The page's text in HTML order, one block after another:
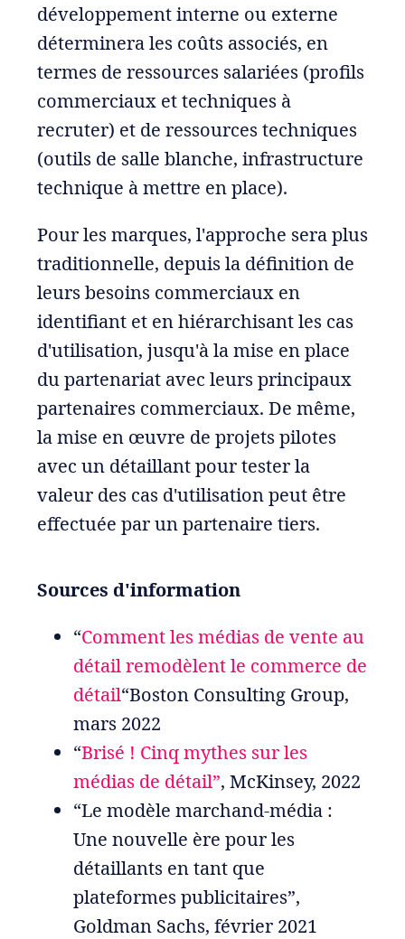
développement interne ou externe
déterminera les coûts associés, en
termes de ressources salariées (profils
commerciaux et techniques à
recruter) et de ressources techniques
(outils de salle blanche, infrastructure
technique à mettre en place).
Pour les marques, l'approche sera plus
traditionnelle, depuis la définition de
leurs besoins commerciaux en
identifiant et en hiérarchisant les cas
d'utilisation, jusqu'à la mise en place
du partenariat avec leurs principaux
partenaires commerciaux. De même,
la mise en œuvre de projets pilotes
avec un détaillant pour tester la
valeur des cas d'utilisation peut être
effectuée par un partenaire tiers.
Sources d'information
“Comment les médias de vente au
détail remodèlent le commerce de
détail“Boston Consulting Group,
mars 2022
“Brisé ! Cinq mythes sur les
médias de détail”, McKinsey, 2022
“Le modèle marchand-média :
Une nouvelle ère pour les
détaillants en tant que
plateformes publicitaires”,
Goldman Sachs, février 2021